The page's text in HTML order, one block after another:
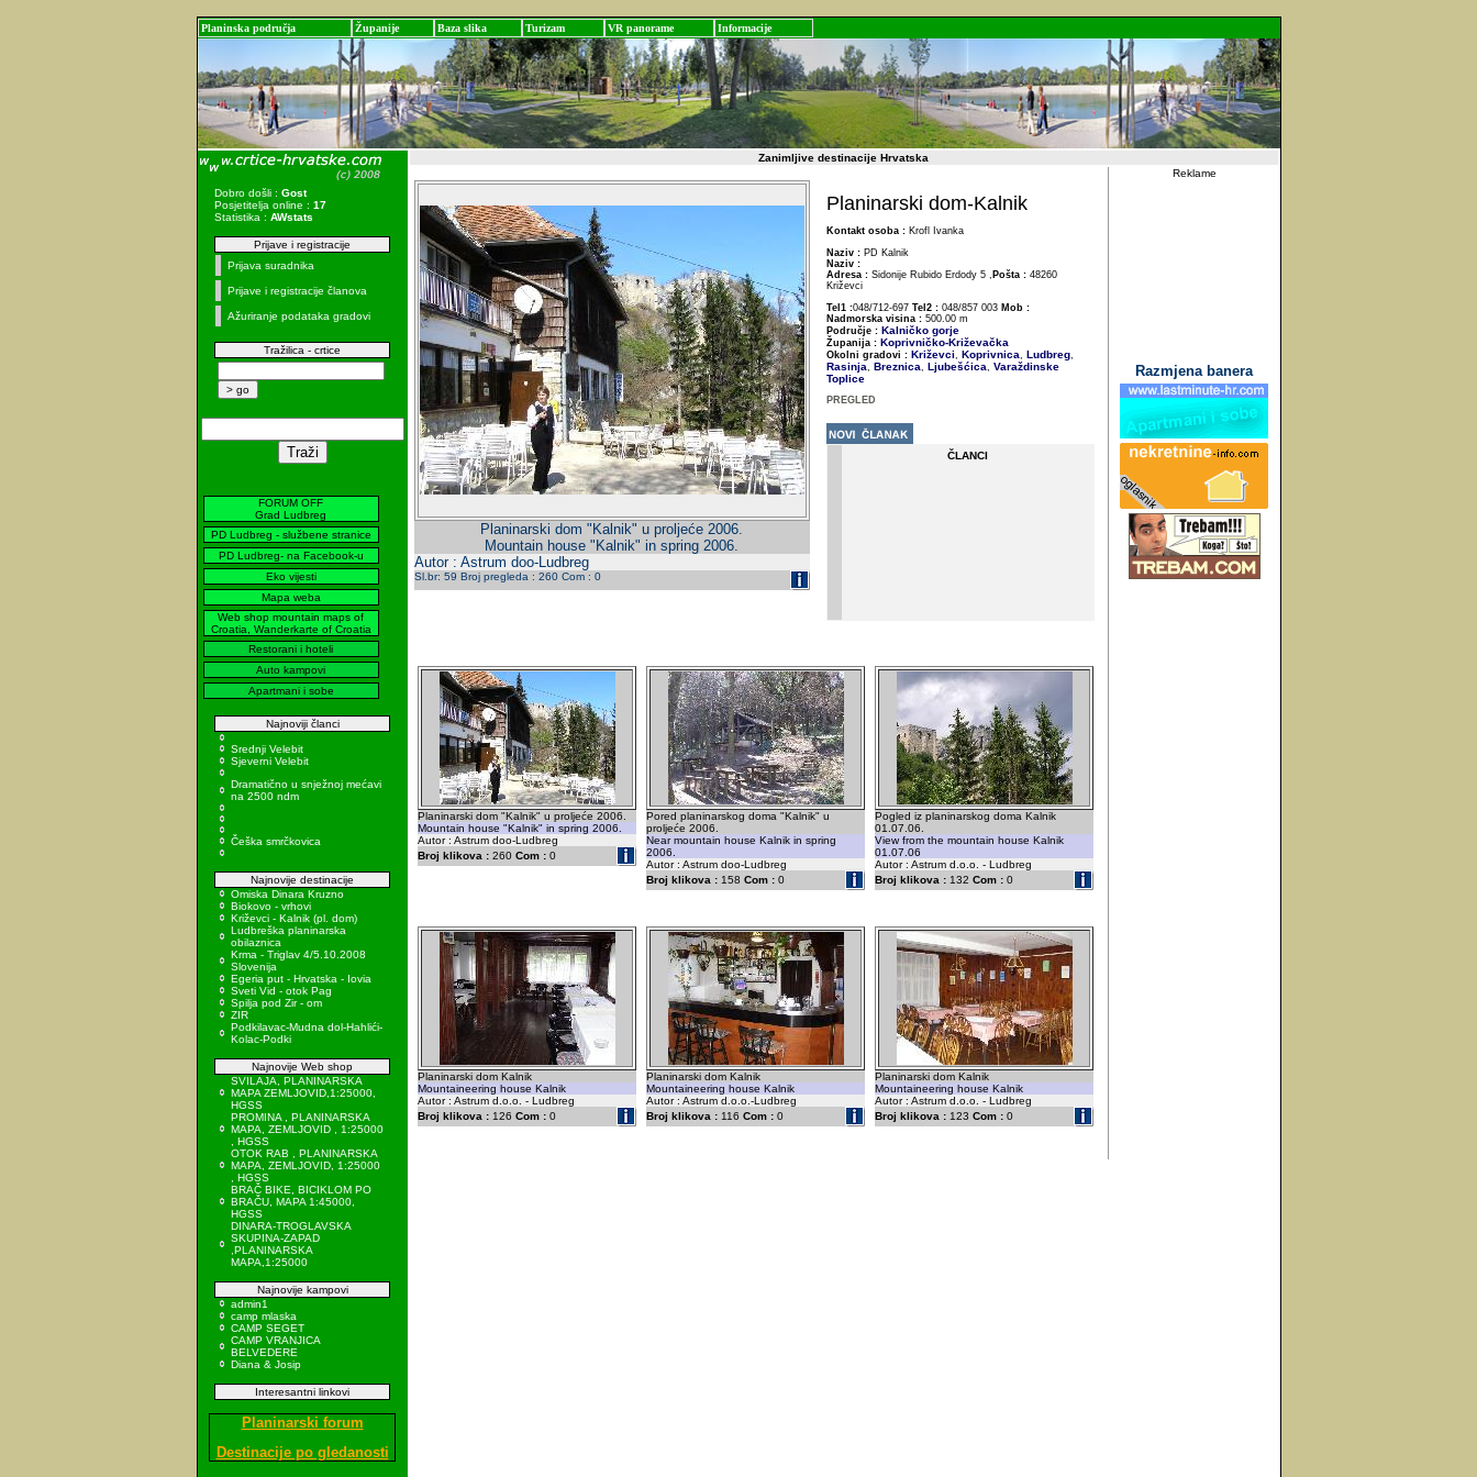
Planinska područja Županije Baza slika Turizam VR panorame Informacije
Dobro došli : Gost
Posjetitelja online : 17
Statistika : AWstats
Prijave i registracije
Prijava suradnika
Prijave i registracije članova
Ažuriranje podataka gradovi
Tražilica - crtice
FORUM OFF
Grad Ludbreg
PD Ludbreg - službene stranice
PD Ludbreg- na Facebook-u
Eko vijesti
Mapa weba
Web shop mountain maps of
Croatia, Wanderkarte of Croatia
Restorani i hoteli
Auto kampovi
Apartmani i sobe
Najnoviji članci
Srednji Velebit
Sjeverni Velebit
Dramatično u snježnoj mećavi
na 2500 ndm
Češka smrčkovica
Najnovije destinacije
Omiska Dinara Kruzno
Biokovo - vrhovi
Križevci - Kalnik (pl. dom)
Ludbreška planinarska
obilaznica
Krma - Triglav 4/5.10.2008
Slovenija
Egeria put - Hrvatska - Iovia
Sveti Vid - otok Pag
Spilja pod Zir - om
ZIR
Podkilavac-Mudna dol-Hahlići-
Kolac-Podki
Najnovije Web shop
SVILAJA, PLANINARSKA
MAPA ZEMLJOVID,1:25000,
HGSS
PROMINA , PLANINARSKA
MAPA, ZEMLJOVID , 1:25000
, HGSS
OTOK RAB , PLANINARSKA
MAPA, ZEMLJOVID, 1:25000
, HGSS
BRAČ BIKE, BICIKLOM PO
BRAČU, MAPA 1:45000,
HGSS
DINARA-TROGLAVSKA
SKUPINA-ZAPAD
,PLANINARSKA
MAPA,1:25000
Najnovije kampovi
admin1
camp mlaska
CAMP SEGET
CAMP VRANJICA
BELVEDERE
Diana & Josip
Interesantni linkovi
Planinarski forum
Destinacije po gledanosti
Zanimljive destinacije Hrvatska
Planinarski dom "Kalnik" u proljeće 2006.
Mountain house "Kalnik" in spring 2006.
Autor : Astrum doo-Ludbreg
Sl.br: 59 Broj pregleda : 260 Com : 0
Planinarski dom-Kalnik
Kontakt osoba : Krofl Ivanka
Naziv : PD Kalnik
Naziv :
Adresa : Sidonije Rubido Erdody 5 , Pošta : 48260
Križevci
Tel1 :048/712-697 Tel2 : 048/857 003 Mob :
Nadmorska visina : 500.00 m
Područje : Kalničko gorje
Županija : Koprivničko-Križevačka
Okolni gradovi : Križevci, Koprivnica, Ludbreg,
Rasinja, Breznica, Ljubešćica, Varaždinske
Toplice
PREGLED
ČLANCI
Planinarski dom "Kalnik" u proljeće 2006.
Mountain house "Kalnik" in spring 2006.
Autor : Astrum doo-Ludbreg
Broj klikova : 260 Com : 0
Pored planinarskog doma "Kalnik" u
proljeće 2006.
Near mountain house Kalnik in spring
2006.
Autor : Astrum doo-Ludbreg
Broj klikova : 158 Com : 0
Pogled iz planinarskog doma Kalnik
01.07.06.
View from the mountain house Kalnik
01.07.06
Autor : Astrum d.o.o. - Ludbreg
Broj klikova : 132 Com : 0
Planinarski dom Kalnik
Mountaineering house Kalnik
Autor : Astrum d.o.o. - Ludbreg
Broj klikova : 126 Com : 0
Planinarski dom Kalnik
Mountaineering house Kalnik
Autor : Astrum d.o.o.-Ludbreg
Broj klikova : 116 Com : 0
Planinarski dom Kalnik
Mountaineering house Kalnik
Autor : Astrum d.o.o. - Ludbreg
Broj klikova : 123 Com : 0
Reklame
Razmjena banera